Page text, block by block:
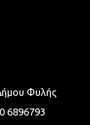
Φυλής
6896793